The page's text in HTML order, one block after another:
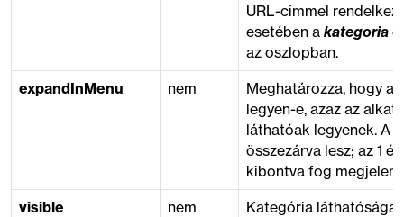
URL-címmel
esetében a kategoria
az oszlopban.
expandInMenu
nem
Meghatározza, hogy a
legyen-e, azaz az
láthatóak legyenek. A
összezárva lesz; az 1
kibontva fog
visible
nem
Kategória